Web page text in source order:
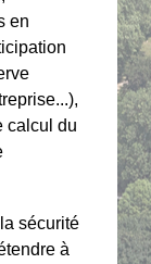
en
calcul du
sécurité
à